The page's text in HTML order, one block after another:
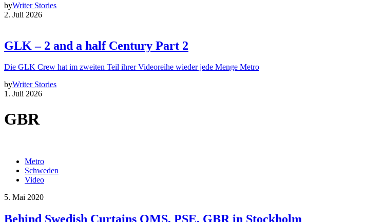
byWriter Stories
2. Juli 2026
GLK – 2 and a half Century Part 2
Die GLK Crew hat im zweiten Teil ihrer Videoreihe wieder jede Menge Metro
byWriter Stories
1. Juli 2026
GBR
Metro
Schweden
Video
5. Mai 2020
Behind Swedish Curtains QMS, PSE, GBR in Stockholm